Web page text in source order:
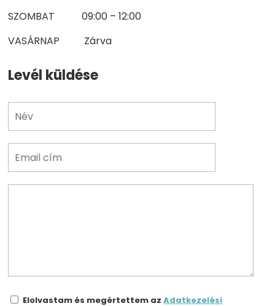
SZOMBAT 09:00 – 12:00
VASÁRNAP Zárva
Levél küldése
Elolvastam és megértettem azAdatkezelési